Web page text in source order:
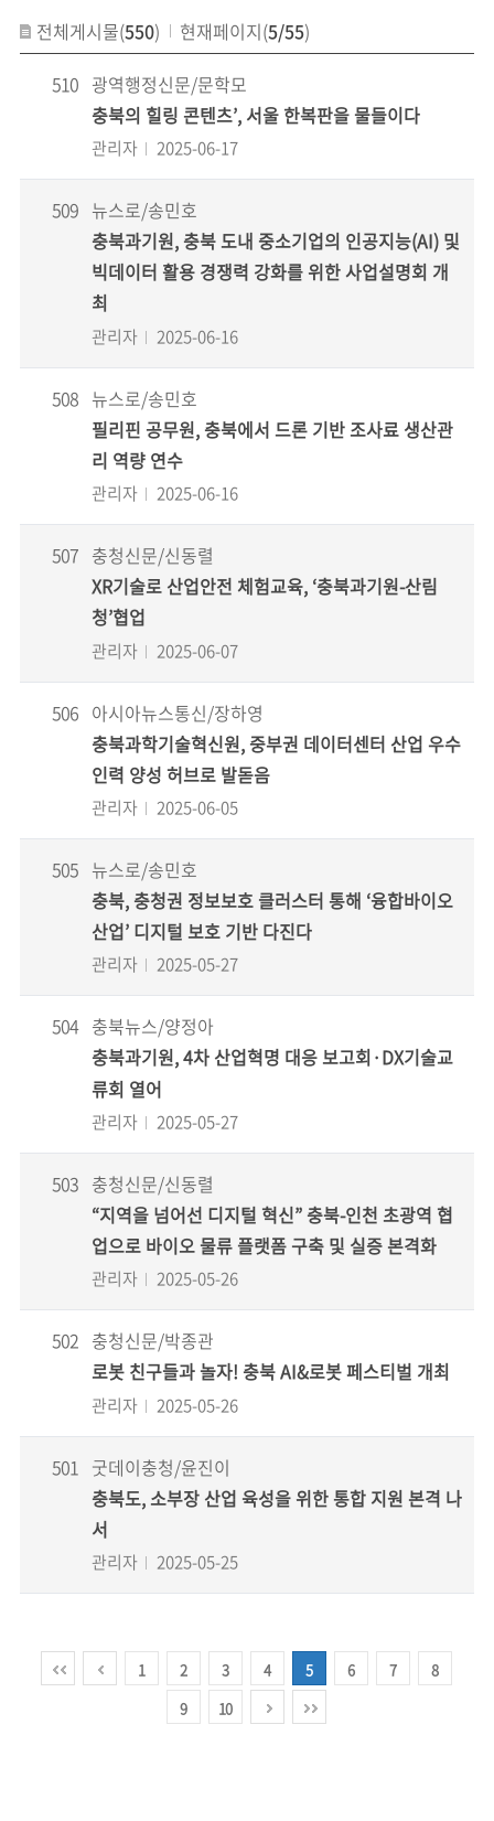
전체게시물(550) 현재페이지(5/55)
510 광역행정신문/문학모
충북의 힐링 콘텐츠’, 서울 한복판을 물들이다
관리자 2025-06-17
509 뉴스로/송민호
충북과기원, 충북 도내 중소기업의 인공지능(AI) 및
빅데이터 활용 경쟁력 강화를 위한 사업설명회 개
최
관리자 2025-06-16
508 뉴스로/송민호
필리핀 공무원, 충북에서 드론 기반 조사료 생산관
리 역량 연수
관리자 2025-06-16
507 충청신문/신동렬
XR기술로 산업안전 체험교육, ‘충북과기원-산림
청’협업
관리자 2025-06-07
506 아시아뉴스통신/장하영
충북과학기술혁신원, 중부권 데이터센터 산업 우수
인력 양성 허브로 발돋음
관리자 2025-06-05
505 뉴스로/송민호
충북, 충청권 정보보호 클러스터 통해 ‘융합바이오
산업’ 디지털 보호 기반 다진다
관리자 2025-05-27
504 충북뉴스/양정아
충북과기원, 4차 산업혁명 대응 보고회·DX기술교
류회 열어
관리자 2025-05-27
503 충청신문/신동렬
“지역을 넘어선 디지털 혁신” 충북-인천 초광역 협
업으로 바이오 물류 플랫폼 구축 및 실증 본격화
관리자 2025-05-26
502 충청신문/박종관
로봇 친구들과 놀자! 충북 AI&로봇 페스티벌 개최
관리자 2025-05-26
501
굿데이충청/윤진이
충북도, 소부장 산업 육성을 위한 통합 지원 본격 나
서
관리자 2025-05-25
1 2 3 4 5 6 7
8
9
10